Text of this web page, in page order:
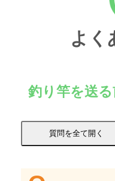
よく
釣り竿を送